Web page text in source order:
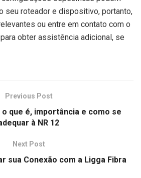
seu roteador e dispositivo, portanto,
ou entre em contato com o
obter assistência adicional, se
Previous Post
o que é, importância e como se
à NR 12
Next Post
sua Conexão com a Ligga Fibra